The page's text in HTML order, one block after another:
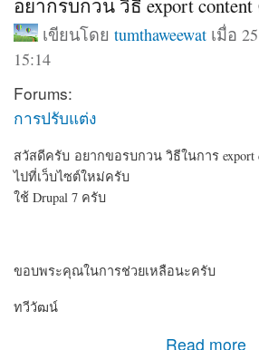
เขียนโดย tumthaweewatเมื่อ
15:14
Forums:
การปรับแต่ง
สวัสดีครับ อยากขอรบกวน วิธีในการ export
ไปที่เว็บไซต์ใหม่ครับ
ใช้ Drupal 7 ครับ
ขอบพระคุณในการช่วยเหลือนะครับ
ทวีวัฒน์
Read more
about อยากรบกวน วิธี export